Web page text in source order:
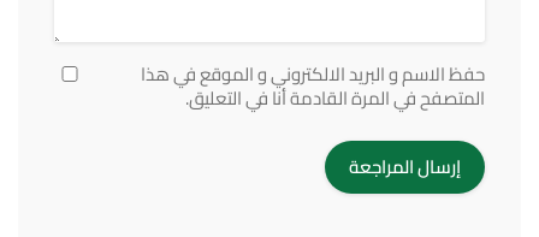
حفظ الاسم و البريد الالكتروني و الموقع في هذا
المتصفح في المرة القادمة أنا في التعليق.